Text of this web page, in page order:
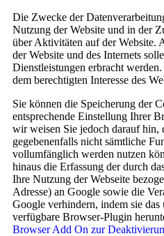
Die Zwecke der
Nutzung der Website und in der
über Aktivitäten auf der Website.
der Website und des Internets
Dienstleistungen erbracht
dem berechtigten Interesse des
Sie können die Speicherung der
entsprechende Einstellung Ihrer
wir weisen Sie jedoch darauf hin,
gegebenenfalls nicht sämtliche
vollumfänglich werden nutzen
hinaus die Erfassung der durch
Ihre Nutzung der Webseite
Adresse) an Google sowie die
Google verhindern, indem sie
verfügbare Browser-Plugin
Browser Add On zur